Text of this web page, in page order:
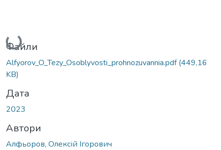
Вантажиться...
Файли
Alfyorov_O_Tezy_Osoblyvosti_prohnozuvannia.pdf(449,16
KB)
Дата
2023
Автори
Алфьоров, Олексій Ігорович